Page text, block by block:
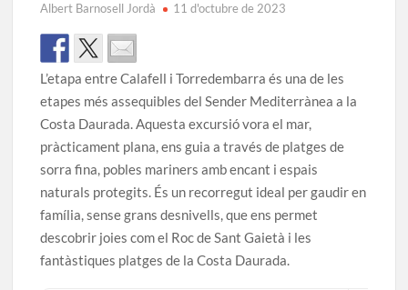
Albert Barnosell Jordà 11 d'octubre de 2023
L’etapa entre Calafell i Torredembarra és una de les
etapes més assequibles del Sender Mediterrànea a la
Costa Daurada. Aquesta excursió vora el mar,
pràcticament plana, ens guia a través de platges de
sorra fina, pobles mariners amb encant i espais
naturals protegits. És un recorregut ideal per gaudir en
família, sense grans desnivells, que ens permet
descobrir joies com el Roc de Sant Gaietà i les
fantàstiques platges de la Costa Daurada.